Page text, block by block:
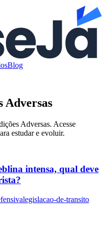
Blog
Adversas
Adversas. Acesse
estudar e evoluir.
intensa, qual deve
legislacao-de-transito